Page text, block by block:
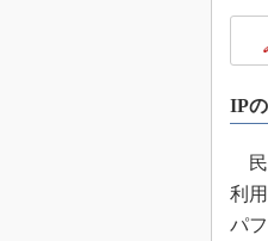
IP
民
利
パ